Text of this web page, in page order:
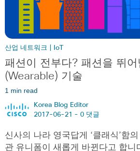
산업 네트워크 | IoT
패션이 전부다? 패션을 뛰
(Wearable) 기술
1 min read
Korea Blog Editor
2017-06-21 - 0 댓글
신사의 나라 영국답게 ‘클래식’함
관 유니폼이 새롭게 바뀐다고 합니